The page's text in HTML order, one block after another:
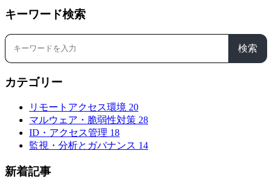
キーワード検索
検索
カテゴリー
リモートアクセス環境 20
マルウェア・脆弱性対策 28
ID・アクセス管理 18
監視・分析とガバナンス 14
新着記事